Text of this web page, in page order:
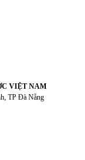
VIỆT NAM
TP Đà Nẵng